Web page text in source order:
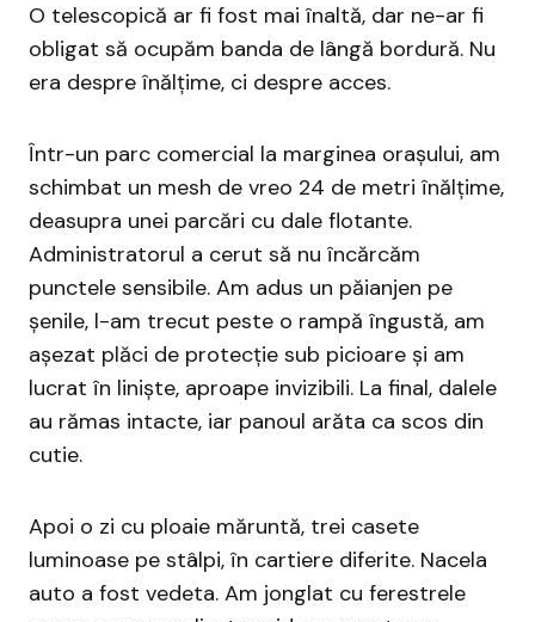
O telescopică ar fi fost mai înaltă, dar ne-ar fi
obligat să ocupăm banda de lângă bordură. Nu
era despre înălțime, ci despre acces.
Într-un parc comercial la marginea orașului, am
schimbat un mesh de vreo 24 de metri înălțime,
deasupra unei parcări cu dale flotante.
Administratorul a cerut să nu încărcăm
punctele sensibile. Am adus un păianjen pe
șenile, l-am trecut peste o rampă îngustă, am
așezat plăci de protecție sub picioare și am
lucrat în liniște, aproape invizibili. La final, dalele
au rămas intacte, iar panoul arăta ca scos din
cutie.
Apoi o zi cu ploaie măruntă, trei casete
luminoase pe stâlpi, în cartiere diferite. Nacela
auto a fost vedeta. Am jonglat cu ferestrele